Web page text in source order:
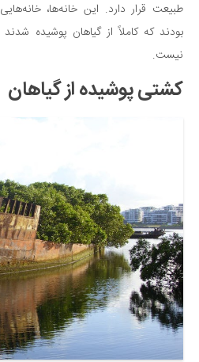
طبیعت قرار دارد. این خانه‌ها،
بودند که کاملاً از گیاهان پوشیده
نیست.
کشتی پوشیده از گیاهان